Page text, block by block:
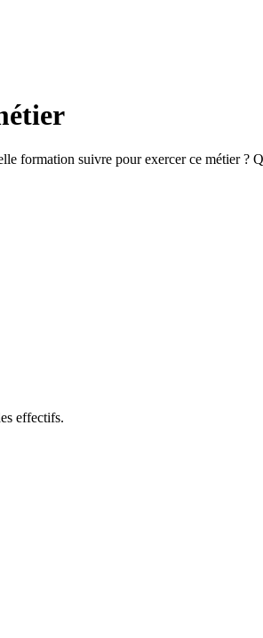
formation suivre pour exercer ce métier ?
effectifs.